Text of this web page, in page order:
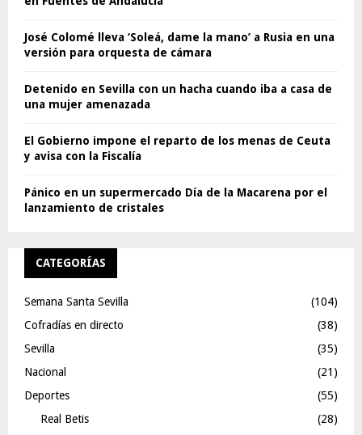
José Colomé lleva ‘Soleá, dame la mano’ a Rusia en una
versión para orquesta de cámara
Detenido en Sevilla con un hacha cuando iba a casa de
una mujer amenazada
El Gobierno impone el reparto de los menas de Ceuta
y avisa con la Fiscalía
Pánico en un supermercado Día de la Macarena por el
lanzamiento de cristales
CATEGORÍAS
Semana Santa Sevilla
(104)
Cofradías en directo
(38)
Sevilla
(35)
Nacional
(21)
Deportes
(55)
Real Betis
(28)